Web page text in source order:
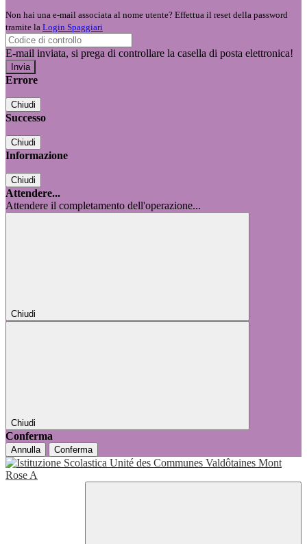
Non hai una e-mail associata al nome utente? Effettua il reset della password
tramite la Login Spaggiari
E-mail inviata, si prega di controllare la casella di posta elettronica!
Errore
Chiudi
Successo
Chiudi
Informazione
Chiudi
Attendere...
Attendere il completamento dell'operazione...
Chiudi
Chiudi
Conferma
Annulla Conferma